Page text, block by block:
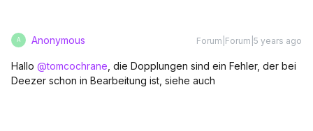
A Anonymous Forum|Forum|5 years ago
Hallo @tomcochrane , die Dopplungen sind ein Fehler, der bei
Deezer schon in Bearbeitung ist, siehe auch